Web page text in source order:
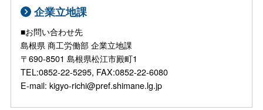
企業立地課
■お問い合わせ先
島根県 商工労働部 企業立地課
〒690-8501 島根県松江市殿町1
TEL:0852-22-5295, FAX:0852-22-6080
E-mail: kigyo-richi@pref.shimane.lg.jp